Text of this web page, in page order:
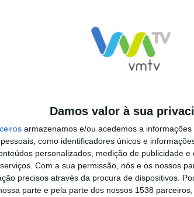
Damos valor à sua
armazenamos e/ou acedemos a
como identificadores únicos e
personalizados, medição de publicidade
Com a sua permissão, nós e os nossos
precisos através da procura de dispositivos.
parte e pela parte dos nossos 1538
partilharem as suas experiências
ainda estabelecer o contacto
e desenvolvimento de
(alunos, ex-alunos, investigadores,
com qualificações de nível